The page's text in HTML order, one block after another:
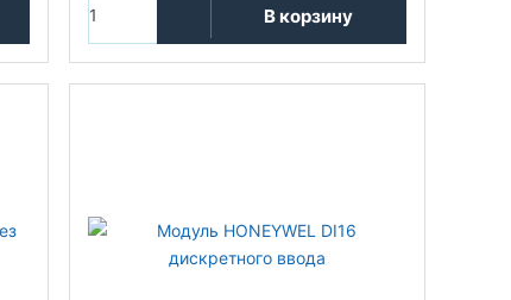
В корзину